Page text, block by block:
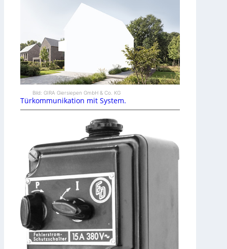
Bild: GIRA Giersiepen GmbH & Co. KG
Türkommunikation mit System.